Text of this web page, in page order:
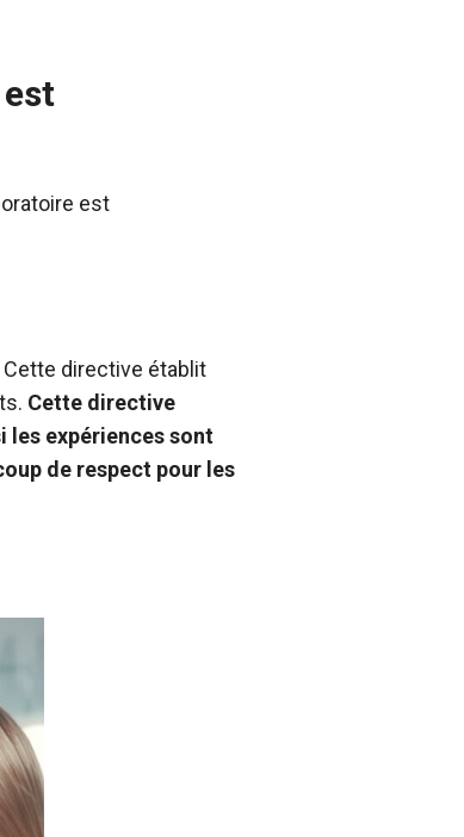
est
directive établit
Cette directive
les expériences sont
de respect pour les